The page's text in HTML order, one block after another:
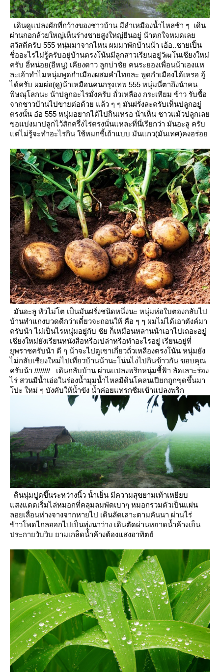
เดินดูแปลงผักที่กว้างของชาวบ้าน มีลำเหมืองน้ำไหลช้า ๆ เดิน
ผ่านกอกล้วยใหญ่เห็นร่างชายสูงใหญ่ยืนอยู่ น้าตกใจหมดเล
สวัสดีครับ 555 หนุ่มมาจากไหน ผมมาพักบ้านน้า เอ้อ..ชายเปิ้น
ชื่ออะไรไม่รู้ครับอยู่บ้านตรงโน้นมีลูกสาวเรียนอยู่วัฒโนเชียงใหม่
ครับ อี่หน่อย(อีหนู) เคียงดาว ลูกบ่าชัย คนระยองเพื่อนน้าเองแห
ละเอ้าทำไมหนุ่มพูดกำเมืองผสมคำไทยละ พูดกำเมืองได้เหรอ อู้
ได้ครับ ผมผ่อ(ดู)น้าเหมือนคนกรุงเทพ 555 หนุ่มนี่ตาถึงน้าคน
พิษณุโลกนะ น้าปลูกอะไรมั่งครับ ถั่วเหลือง กระเทียม ข้าว รับซื้อ
จากชาวบ้านไปขายต่อด้ว ล้ว ๆ ๆ มันฝรั่งละครับเห็นปลูกอยู่
ตรงนั้น อ๋อ 555 หนุ่มอยากได้ไปกินเหรอ น้าเห็น ชาวแม้วปลูกเล
ขอแบ่งมาปลูกไว้สักครึ่งไร่ตรงนั่นแหละที่นี่เรียกว่า มันอะลู ครับ
ต่ไม่รู้จะทำอะไรกิน ใช้หมกขี้เถ้าแบบ มันแกว(มันเทศ)คงอร่อ
มันอะลู หัวไม่โต เป็นมันฝรั่งชนิดหนึ่งนะ หนุ่มห่อใบตองกลับไป
บ้านทำแกงบวดดีกว่าเดี๋ยวจะถอนให้ คือ ๆ ๆ ผมไม่ได้เอาตังค์มา
ครับน้า ไม่เป็นไรหนุ่มอยู่กับ ชัย ก็เหมือนหลานน้าเอาไปเถอะอยู่
เชียงใหม่ยังเรียนหนังสือหรือเปล่าหรือทำอะไรอยู่ เรียนอยู่ที่
ุพราชครับน้า ดี ๆ น้าจะไปดูเขาเกี่ยวถั่วเหลืองตรงโน้น หนุ่มยัง
ไม่กลับเชียงใหม่ไปเที่ยวบ้านน้านะโน่นไงไปกินข้าวกัน ขอบคุณ
ครับน้า ////////
เดินกลับบ้าน ผ่านแปลงพริกหนุ่มชี้ฟ้า ลัดเลาะร่อง
ไร่ สวนมีน้ำเอ่อในร่องน้ำมุมน้ำไหลมีดินโคลนเปียกถูกขุดขึ้นมา
ปะ หม่ ๆ บังคับให้น้ำขัง น้ำค่อยแทรกซืมเข้าแปลงพริก
ดินนุ่มปูดขึ้นระหว่างนิ้ว น้ำเย็น มีความสุขยามเท้าเหยียบ
สงแดดเริ่มไล่หมอกที่คลุมลมพัดเบาๆ หมอกรวมตัวเป็นแผ่น
ลอยเลื่อนห่างจางจากหายไป เดินลัดเลาะตามคันนา ผ่านไร่
ข้าวโพดไกลออกไปเป็นทุ่งนาว่าง เดินตัดผ่านหยาดน้ำค้างเย็น
ประกายวับวิบ ามเกล็ดน้ำค้างต้องแสงอาทิตย์